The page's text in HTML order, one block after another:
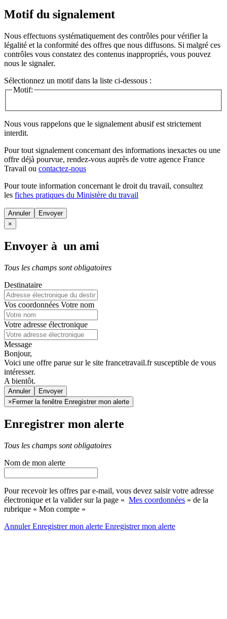
Motif du signalement
Nous effectuons systématiquement des contrôles pour vérifier la
légalité et la conformité des offres que nous diffusons. Si malgré ces
contrôles vous constatez des contenus inappropriés, vous pouvez
nous le signaler.
Sélectionnez un motif dans la liste ci-dessous :
Motif:
Nous vous rappelons que le signalement abusif est strictement
interdit.
Pour tout signalement concernant des informations inexactes ou une
offre déjà pourvue, rendez-vous auprès de votre agence France
Travail ou contactez-nous
Pour toute information concernant le droit du travail, consultez
les fiches pratiques du Ministère du travail
Annuler
×
Envoyer à un ami
Tous les champs sont obligatoires
Destinataire
Vos coordonnées Votre nom
Votre adresse électronique
Message
Bonjour,
Voici une offre parue sur le site francetravail.fr susceptible de vous
intéresser.
A bientôt.
Annuler
× Fermer la fenêtre Enregistrer mon alerte
Enregistrer mon alerte
Tous les champs sont obligatoires
Nom de mon alerte
Pour recevoir les offres par e-mail, vous devez saisir votre adresse
électronique et la valider sur la page « Mes coordonnées » de la
rubrique « Mon compte »
AnnulerEnregistrer mon alerte Enregistrermon alerte